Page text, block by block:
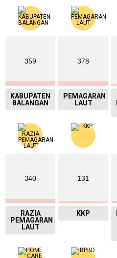
359
KABUPATEN
BALANGAN
378
PEMAGARAN
LAUT
340
RAZIA
PEMAGARAN
LAUT
131
KKP